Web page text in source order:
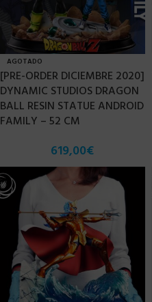
AGOTADO
[PRE-ORDER DICIEMBRE 2020]
DYNAMIC STUDIOS DRAGON
BALL RESIN STATUE ANDROID
FAMILY – 52 CM
619,00€